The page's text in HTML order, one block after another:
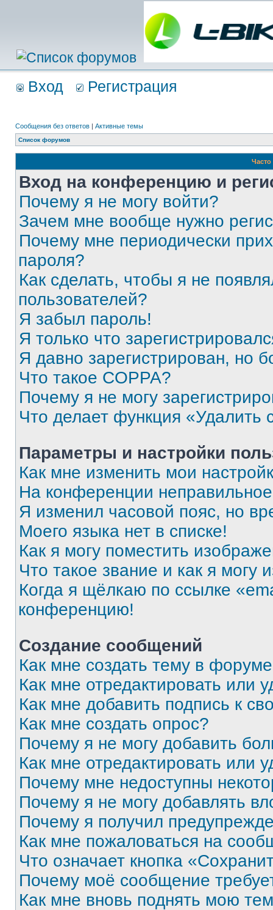
Вход Регистрация
Сообщения без ответов | Активные темы
Список форумов
Вход на конференцию и
Почему я не могу войти?
Зачем мне вообще нужно
Почему мне периодически
пароля?
Как сделать, чтобы я не
пользователей?
Я забыл пароль!
Я только что
Я давно зарегистрирован, но
Что такое COPPA?
Почему я не могу
Что делает функция «Удалить
Параметры и настройки
Как мне изменить мои
На конференции
Я изменил часовой пояс, но
Моего языка нет в списке!
Как я могу поместить
Что такое звание и как я могу
Когда я щёлкаю по ссылке
конференцию!
Создание сообщений
Как мне создать тему в
Как мне отредактировать или
Как мне добавить подпись к
Как мне создать опрос?
Почему я не могу добавить
Как мне отредактировать или
Почему мне недоступны
Почему я не могу добавлять
Почему я получил
Как мне пожаловаться на
Что означает кнопка
Почему моё сообщение
Как мне вновь поднять мою